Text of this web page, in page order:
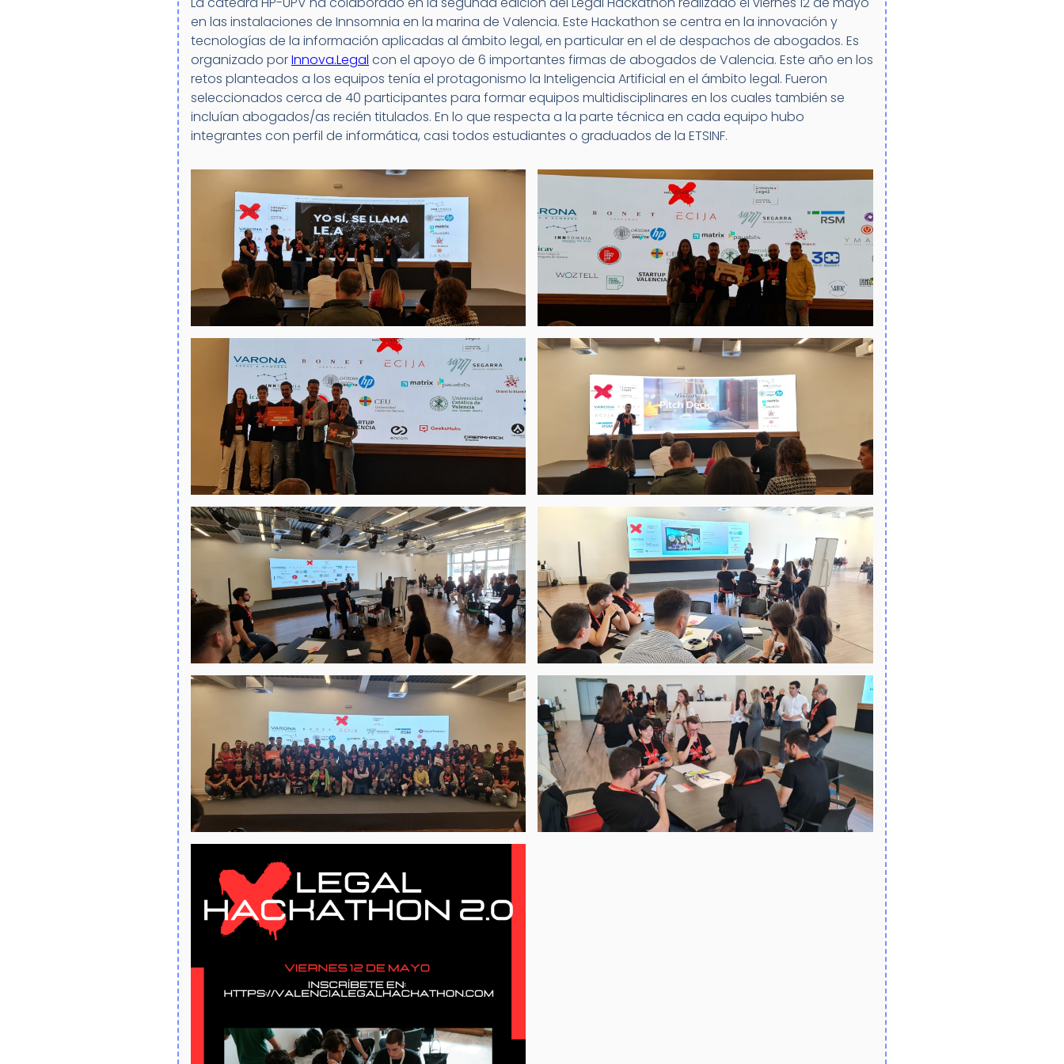
en las instalaciones de Innsomnia en la marina de Valencia. Este Hackathon se centra en la innovación y
tecnologías de la información aplicadas al ámbito legal, en particular en el de despachos de abogados. Es
organizado porInnova.Legal con el apoyo de 6 importantes firmas de abogados de Valencia. Este año en los
retos planteados a los equipos tenía el protagonismo la Inteligencia Artificial en el ámbito legal. Fueron
seleccionados cerca de 40 participantes para formar equipos multidisciplinares en los cuales también se
incluían abogados/as recién titulados. En lo que respecta a la parte técnica en cada equipo hubo
integrantes con perfil de informática, casi todos estudiantes o graduados de la ETSINF.